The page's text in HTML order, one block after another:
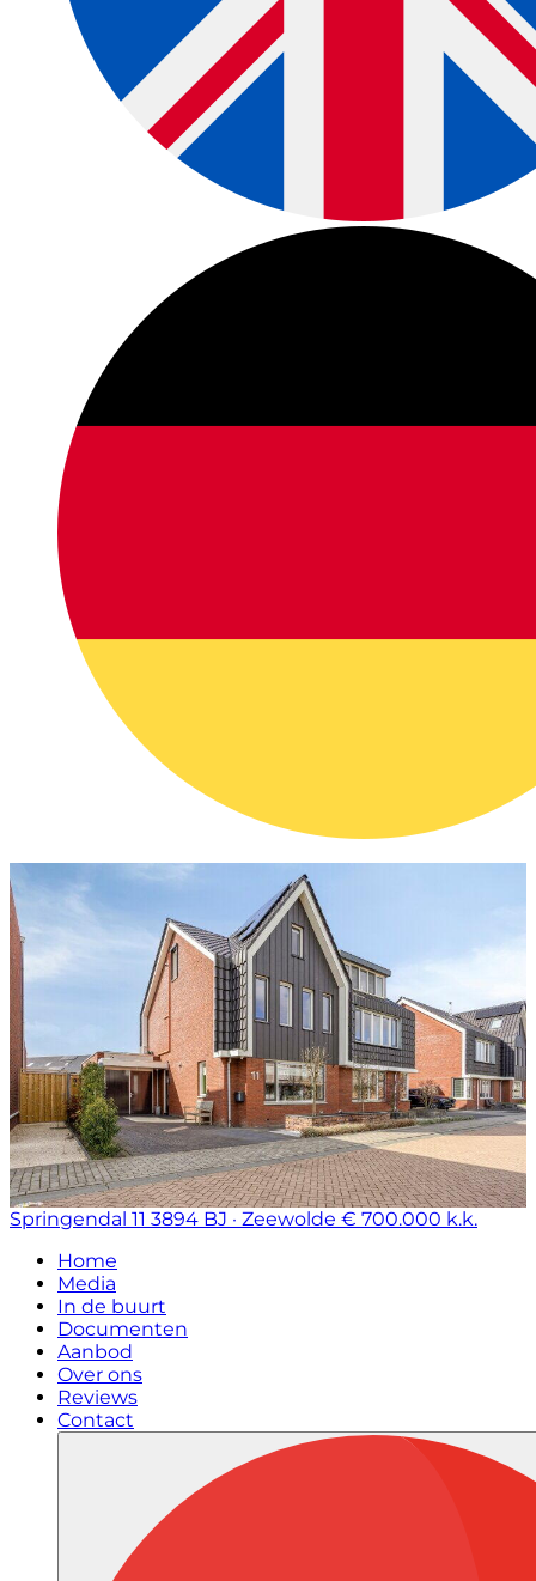
Springendal 11 3894 BJ · Zeewolde € 700.000 k.k.
Home
Media
In de buurt
Documenten
Aanbod
Over ons
Reviews
Contact